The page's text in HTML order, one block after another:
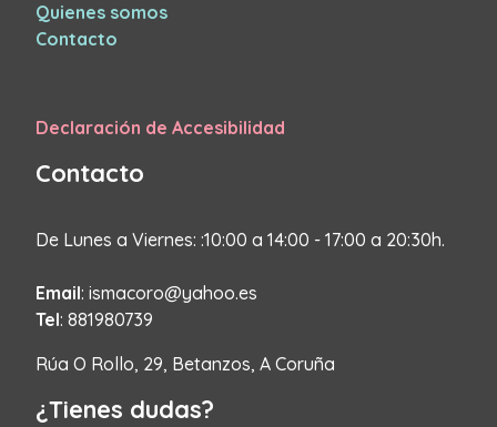
Quienes somos
Contacto
Declaración de Accesibilidad
Contacto
De Lunes a Viernes: :10:00 a 14:00 - 17:00 a 20:30h.
Email: ismacoro@yahoo.es
Tel: 881980739
Rúa O Rollo, 29, Betanzos, A Coruña
¿Tienes dudas?